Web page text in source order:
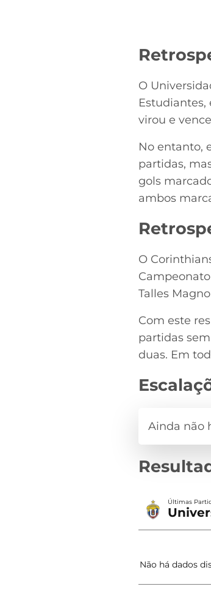
O
virou e
No entanto,
partidas,
gols
ambos
O
Talles
Com este
partidas
duas. Em